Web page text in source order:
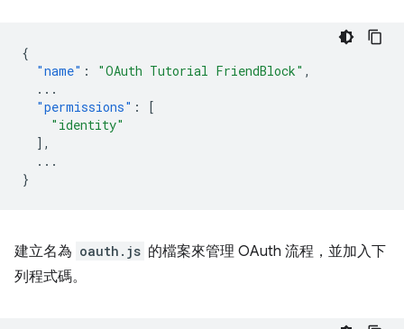
{
"name" : "OAuth Tutorial FriendBlock" ,
...
"permissions" :
[
"identity"
],
...
}
建立名為 oauth.js 的檔案來管理 OAuth 流程，並加入下
列程式碼。